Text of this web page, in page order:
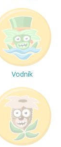
Vodník